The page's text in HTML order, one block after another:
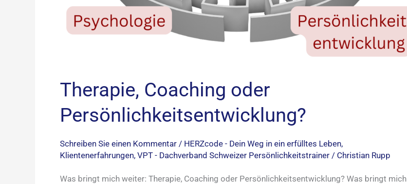
Therapie, Coaching oder
Persönlichkeitsentwicklung?​
Schreiben Sie einen Kommentar / HERZcode - Dein Weg in ein erfülltes Leben,
Klientenerfahrungen, VPT - Dachverband Schweizer Persönlichkeitstrainer / Christian Rupp
Was bringt mich weiter: Therapie, Coaching oder Persönlichkeitsentwicklung? Was bringt mich